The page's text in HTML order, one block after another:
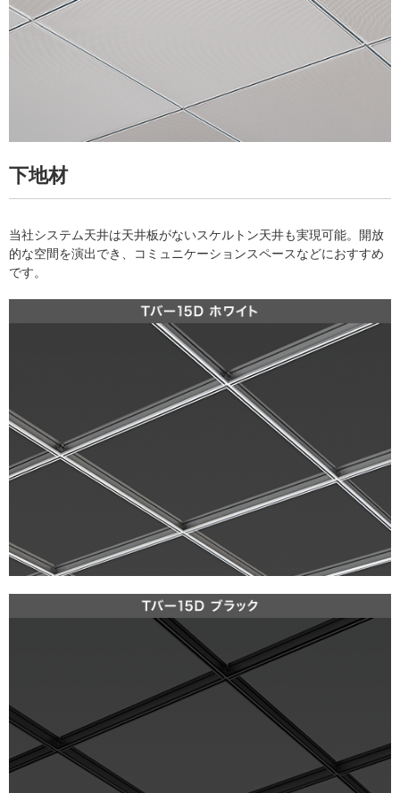
下地材
当社システム天井は天井板がないスケルトン天井も実現可能。開放
的な空間を演出でき、コミュニケーションスペースなどにおすすめ
です。